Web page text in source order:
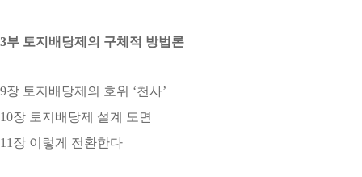
3부 토지배당제의 구체적 방법론
9장 토지배당제의 호위 ‘천사’
10장 토지배당제 설계 도면
11장 이렇게 전환한다